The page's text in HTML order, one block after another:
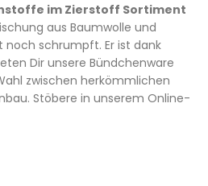
im Zierstoff Sortiment
aus Baumwolle und
noch schrumpft. Er ist dank
Dir unsere Bündchenware
zwischen herkömmlichen
Stöbere in unserem Online-